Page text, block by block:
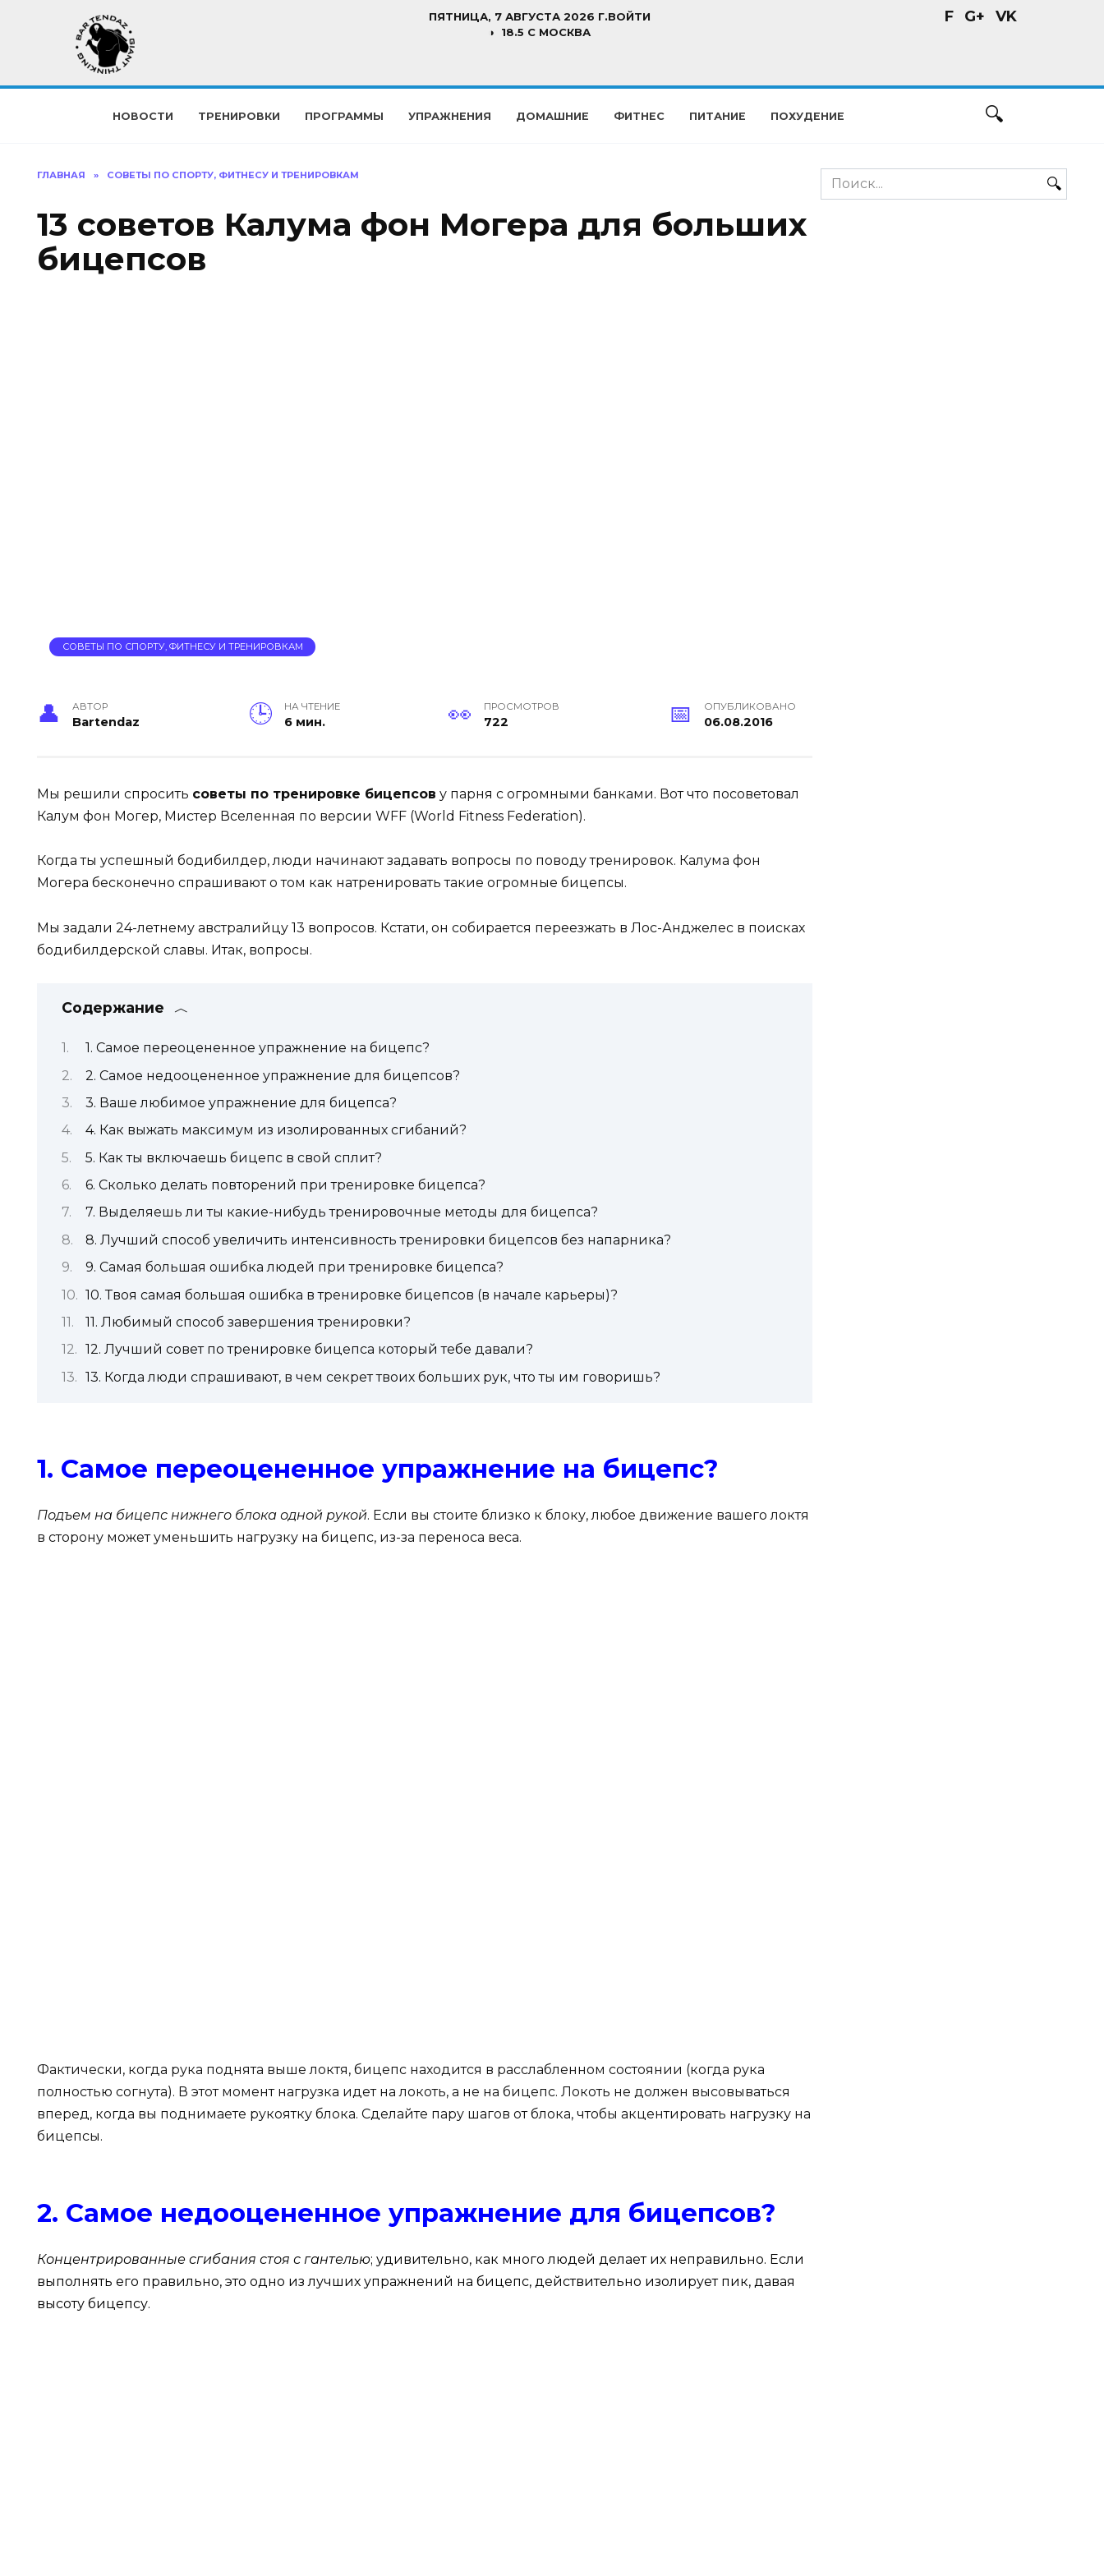
содержанию
ПЯТНИЦА, 7 АВГУСТА 2026 Г.ВОЙТИ
18.5 C МОСКВА
F G+ VK
НОВОСТИ ТРЕНИРОВКИ ПРОГРАММЫ УПРАЖНЕНИЯ ДОМАШНИЕ ФИТНЕС ПИТАНИЕ ПОХУДЕНИЕ
ГЛАВНАЯ » СОВЕТЫ ПО СПОРТУ, ФИТНЕСУ И ТРЕНИРОВКАМ
13 советов Калума фон Могера для больших
бицепсов
СОВЕТЫ ПО СПОРТУ, ФИТНЕСУ И ТРЕНИРОВКАМ
АВТОР
Bartendaz
НА ЧТЕНИЕ
6 мин.
ПРОСМОТРОВ
722
ОПУБЛИКОВАНО
06.08.2016
Мы решили спросить советы по тренировке бицепсов у парня с огромными банками. Вот что посоветовал
Калум фон Могер, Мистер Вселенная по версии WFF (World Fitness Federation).
Когда ты успешный бодибилдер, люди начинают задавать вопросы по поводу тренировок. Калума фон
Могера бесконечно спрашивают о том как натренировать такие огромные бицепсы.
Мы задали 24-летнему австралийцу 13 вопросов. Кстати, он собирается переезжать в Лос-Анджелес в поисках
бодибилдерской славы. Итак, вопросы.
Содержание
1. Самое переоцененное упражнение на бицепс?
2. Самое недооцененное упражнение для бицепсов?
3. Ваше любимое упражнение для бицепса?
4. Как выжать максимум из изолированных сгибаний?
5. Как ты включаешь бицепс в свой сплит?
6. Сколько делать повторений при тренировке бицепса?
7. Выделяешь ли ты какие-нибудь тренировочные методы для бицепса?
8. Лучший способ увеличить интенсивность тренировки бицепсов без напарника?
9. Самая большая ошибка людей при тренировке бицепса?
10. Твоя самая большая ошибка в тренировке бицепсов (в начале карьеры)?
11. Любимый способ завершения тренировки?
12. Лучший совет по тренировке бицепса который тебе давали?
13. Когда люди спрашивают, в чем секрет твоих больших рук, что ты им говоришь?
1. Самое переоцененное упражнение на бицепс?
Подъем на бицепс нижнего блока одной рукой. Если вы стоите близко к блоку, любое движение вашего локтя
в сторону может уменьшить нагрузку на бицепс, из-за переноса веса.
Фактически, когда рука поднята выше локтя, бицепс находится в расслабленном состоянии (когда рука
полностью согнута). В этот момент нагрузка идет на локоть, а не на бицепс. Локоть не должен высовываться
вперед, когда вы поднимаете рукоятку блока. Сделайте пару шагов от блока, чтобы акцентировать нагрузку на
бицепсы.
2. Самое недооцененное упражнение для бицепсов?
Концентрированные сгибания стоя с гантелью; удивительно, как много людей делает их неправильно. Если
выполнять его правильно, это одно из лучших упражнений на бицепс, действительно изолирует пик, давая
высоту бицепсу.
Search
for: